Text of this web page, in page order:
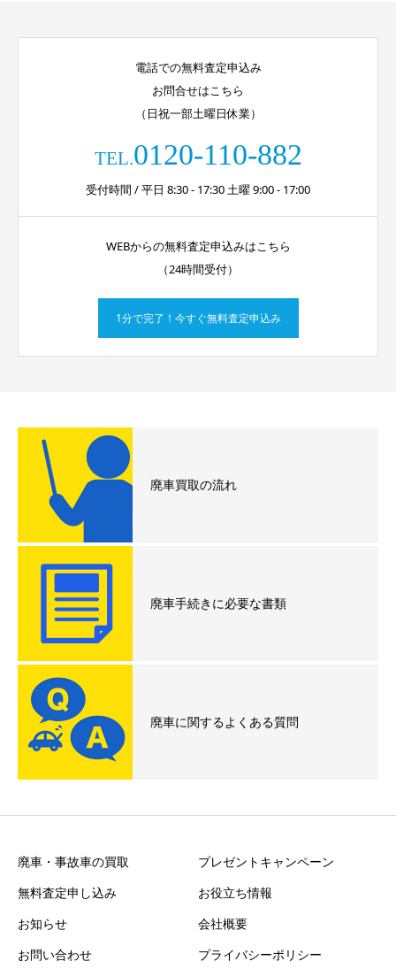
電話での無料査定申込み
お問合せはこちら
（日祝一部土曜日休業）
TEL.0120-110-882
受付時間 / 平日 8:30 - 17:30 土曜 9:00 - 17:00
WEBからの無料査定申込みはこちら
（24時間受付）
1分で完了！今すぐ無料査定申込み
廃車買取の流れ
廃車手続きに必要な書類
廃車に関するよくある質問
廃車・事故車の買取
プレゼントキャンペーン
無料査定申し込み
お役立ち情報
お知らせ
会社概要
お問い合わせ
プライバシーポリシー